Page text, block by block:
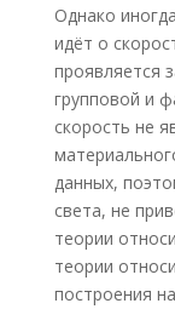
Однако
идёт о
проявляется
групповой и
скорость не
данных,
света, не
теории
теории
построения